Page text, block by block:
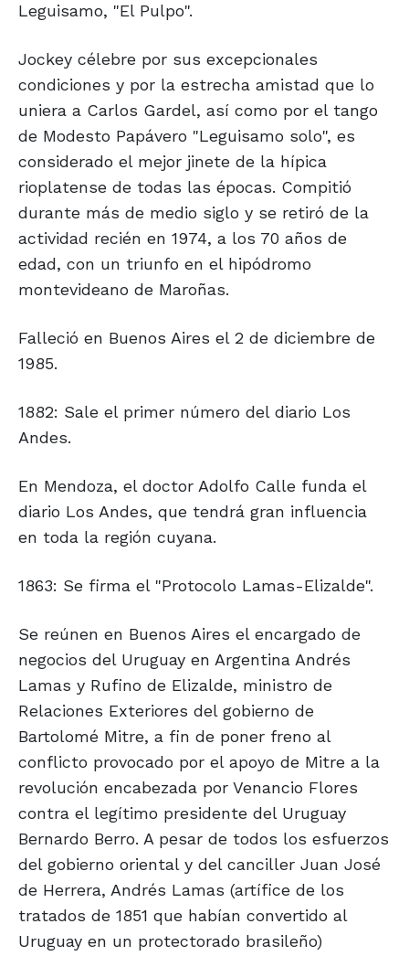
Leguisamo, "El Pulpo".
Jockey célebre por sus excepcionales
condiciones y por la estrecha amistad que lo
uniera a Carlos Gardel, así como por el tango
de Modesto Papávero "Leguisamo solo", es
considerado el mejor jinete de la hípica
rioplatense de todas las épocas. Compitió
durante más de medio siglo y se retiró de la
actividad recién en 1974, a los 70 años de
edad, con un triunfo en el hipódromo
montevideano de Maroñas.
Falleció en Buenos Aires el 2 de diciembre de
1985.
1882: Sale el primer número del diario Los
Andes.
En Mendoza, el doctor Adolfo Calle funda el
diario Los Andes, que tendrá gran influencia
en toda la región cuyana.
1863: Se firma el "Protocolo Lamas-Elizalde".
Se reúnen en Buenos Aires el encargado de
negocios del Uruguay en Argentina Andrés
Lamas y Rufino de Elizalde, ministro de
Relaciones Exteriores del gobierno de
Bartolomé Mitre, a fin de poner freno al
conflicto provocado por el apoyo de Mitre a la
revolución encabezada por Venancio Flores
contra el legítimo presidente del Uruguay
Bernardo Berro. A pesar de todos los esfuerzos
del gobierno oriental y del canciller Juan José
de Herrera, Andrés Lamas (artífice de los
tratados de 1851 que habían convertido al
Uruguay en un protectorado brasileño)